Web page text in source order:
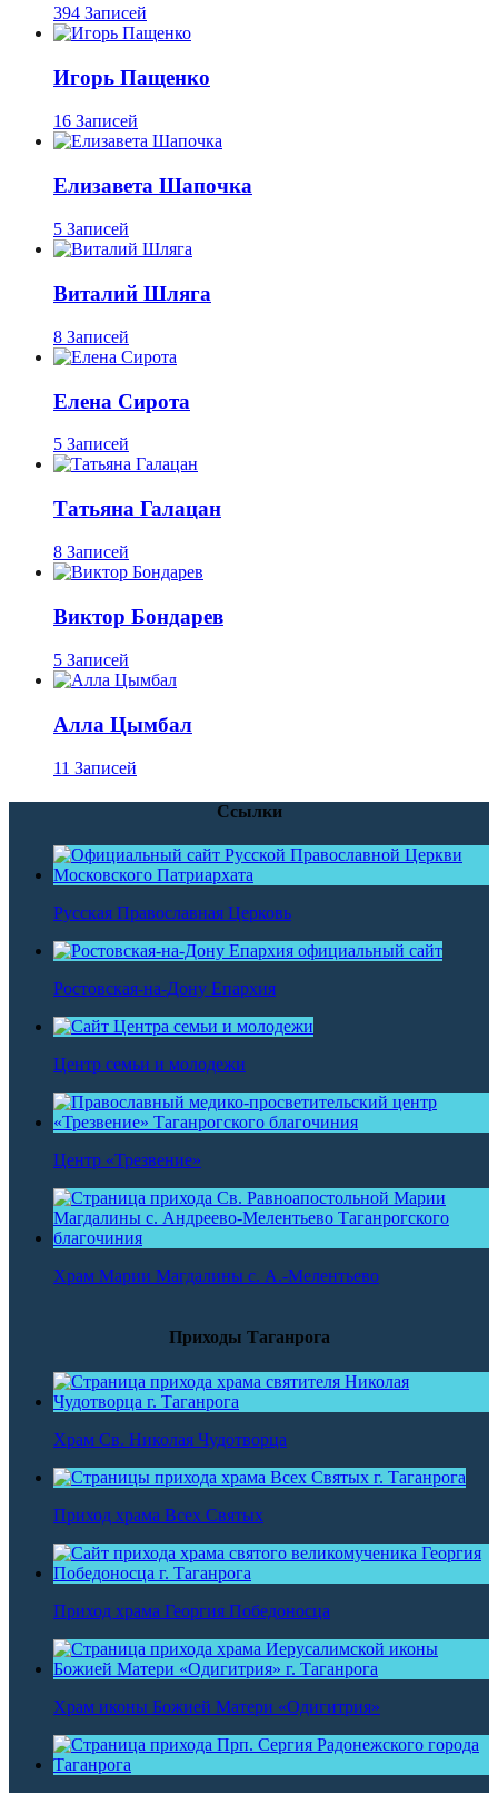
394 Записей
Игорь Пащенко
16 Записей
Елизавета Шапочка
5 Записей
Виталий Шляга
8 Записей
Елена Сирота
5 Записей
Татьяна Галацан
8 Записей
Виктор Бондарев
5 Записей
Алла Цымбал
11 Записей
Ссылки
Русская Православная Церковь
Ростовская-на-Дону Епархия
Центр семьи и молодежи
Центр «Трезвение»
Храм Марии Магдалины с. А.-Мелентьево
Приходы Таганрога
Храм Св. Николая Чудотворца
Приход храма Всех Святых
Приход храма Георгия Победоносца
Храм иконы Божией Матери «Одигитрия»